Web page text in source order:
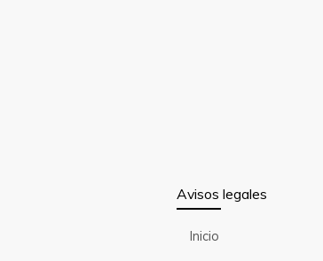
Avisos legales
Inicio